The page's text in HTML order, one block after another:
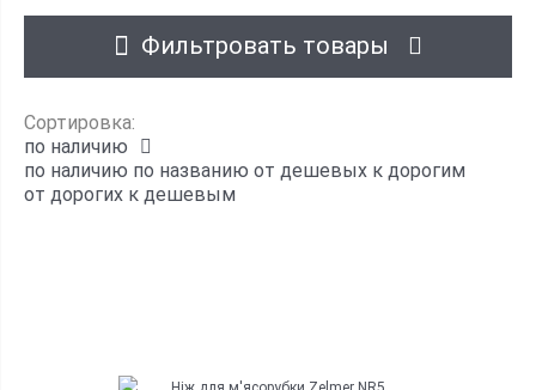
Фильтровать товары
Сортировка:
по наличию
по наличию по названию от дешевых к дорогим
от дорогих к дешевым